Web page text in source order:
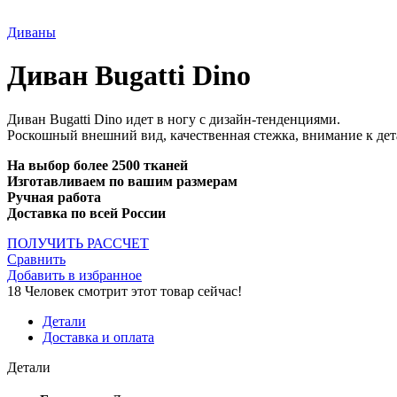
Диваны
Диван Bugatti Dino
Диван Bugatti Dino идет в ногу с дизайн-тенденциями.
Роскошный внешний вид, качественная стежка, внимание к
На выбор более 2500 тканей
Изготавливаем по вашим размерам
Ручная работа
Доставка по всей России
ПОЛУЧИТЬ РАССЧЕТ
Сравнить
Добавить в избранное
18 Человек смотрит этот товар сейчас!
Детали
Доставка и оплата
Детали